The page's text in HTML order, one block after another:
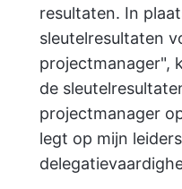
resultaten. In
sleutelresultaten
projectmanager",
de
projectmanager
legt op mijn